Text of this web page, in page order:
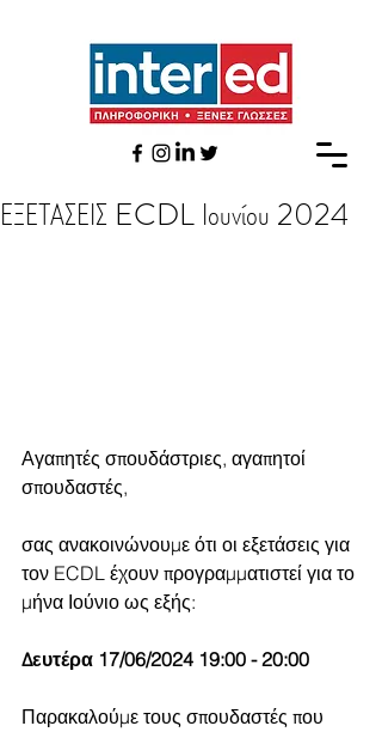
ΕΞΕΤΑΣΕΙΣ ECDL Ιουνίου 2024
Αγαπητές σπουδάστριες, αγαπητοί
σπουδαστές,
σας ανακοινώνουμε ότι οι εξετάσεις για
τον ECDL έχουν προγραμματιστεί για το
μήνα Ιούνιο ως εξής:
Δευτέρα 17/06/2024 19:00 - 20:00
Παρακαλούμε τους σπουδαστές που